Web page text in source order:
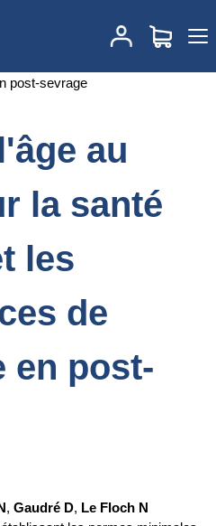
de l'âge au sevrage sur la santé
croissance en post-sevrage
au
la santé
les
de
en post-
, Gaudré D, Le Floch N